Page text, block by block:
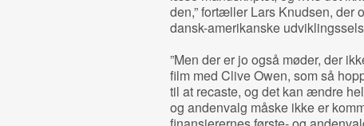
den,” fortæller Lars Knudsen, der
dansk-amerikanske
”Men der er jo også møder, der
film med Clive Owen, som så
til at recaste, og det kan ændre
og andenvalg måske ikke er